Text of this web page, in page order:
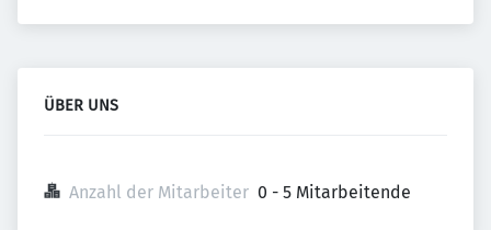
ÜBER UNS
Anzahl der Mitarbeiter 0 - 5 Mitarbeitende